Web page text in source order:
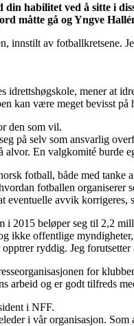
habilitet ved å sitte i
måtte gå og Yngve
innstilt av fotballkretsene.
idrettshøgskole, mener at
kan være meget bevisst
den som vil.
på selv som ansvarlig
En valgkomité burde
fotball, både med
fotballen
avvik
i 2015 beløper seg til 2,2
ikke offentlige
ryddig. Jeg
for
og er godt tilfreds
i NFF.
i vår organisasjon.